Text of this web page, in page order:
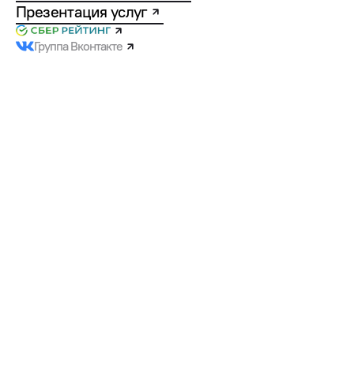
Презентация услуг
Группа Вконтакте